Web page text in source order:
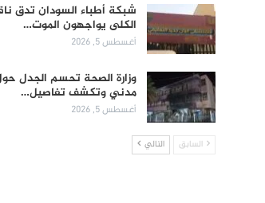
شبكة أطباء السودان تدق
الكلى يواجهون الموت…
أغسطس 5, 2026
وزارة الصحة تحسم الجدل
مدني وتكشف تفاصيل…
أغسطس 5, 2026
السابق التالي